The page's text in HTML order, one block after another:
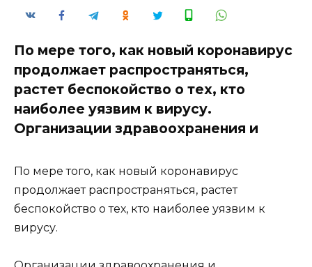
По мере того, как новый коронавирус
продолжает распространяться,
растет беспокойство о тех, кто
наиболее уязвим к вирусу.
Организации здравоохранения и
По мере того, как новый коронавирус
продолжает распространяться, растет
беспокойство о тех, кто наиболее уязвим к
вирусу.